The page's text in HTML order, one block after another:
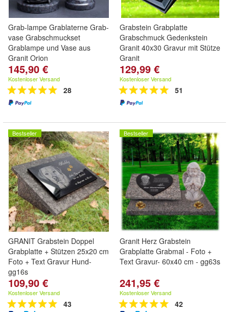
Grab-lampe Grablaterne Grab-
vase Grabschmuckset
Grablampe und Vase aus
Granit Orion
145,90 €
Kostenloser Versand
28
Grabstein Grabplatte
Grabschmuck Gedenkstein
Granit 40x30 Gravur mit Stütze
Granit
129,99 €
Kostenloser Versand
51
Bestseller
GRANIT Grabstein Doppel
Grabplatte + Stützen 25x20 cm
Foto + Text Gravur Hund-
gg16s
109,90 €
Kostenloser Versand
43
Bestseller
Granit Herz Grabstein
Grabplatte Grabmal - Foto +
Text Gravur- 60x40 cm - gg63s
241,95 €
Kostenloser Versand
42